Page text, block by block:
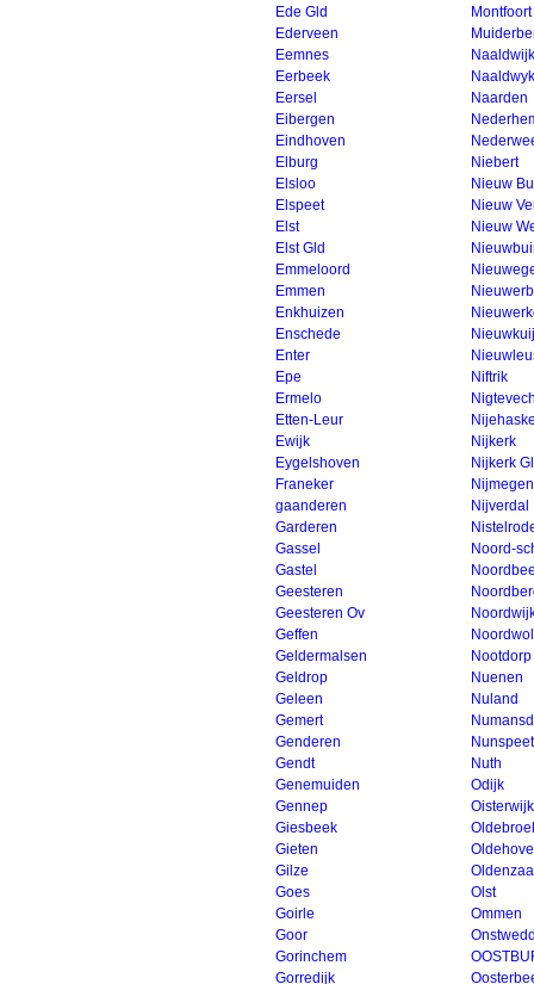
Ede Gld
Ederveen
Eemnes
Eerbeek
Eersel
Eibergen
Eindhoven
Elburg
Elsloo
Elspeet
Elst
Elst Gld
Emmeloord
Emmen
Enkhuizen
Enschede
Enter
Epe
Ermelo
Etten-Leur
Ewijk
Eygelshoven
Franeker
gaanderen
Garderen
Gassel
Gastel
Geesteren
Geesteren Ov
Geffen
Geldermalsen
Geldrop
Geleen
Gemert
Genderen
Gendt
Genemuiden
Gennep
Giesbeek
Gieten
Gilze
Goes
Goirle
Goor
Gorinchem
Gorredijk
Montfoort
Naaldwijk
Naaldwyk
Naarden
Niebert
Nieuw
Nieuw
Nieuw
Niftrik
Nijkerk
Nijkerk
Nijmegen
Nijverdal
Noord-
Nootdorp
Nuenen
Nuland
Nunspeet
Nuth
Odijk
Oisterwijk
Oldehove
Olst
Ommen